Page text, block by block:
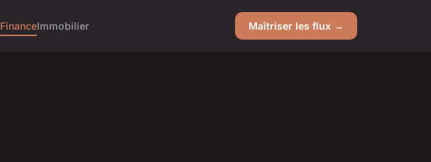
FinanceImmobilier Maîtriser les flux →